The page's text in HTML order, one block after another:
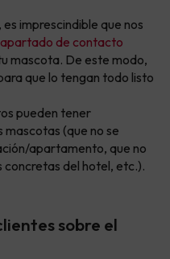
imprescindible que nos
apartado de contacto
mascota. De este modo,
que lo tengan todo listo
pueden tener
mascotas (que no se
apartamento, que no
concretas del hotel, etc.).
sobre el